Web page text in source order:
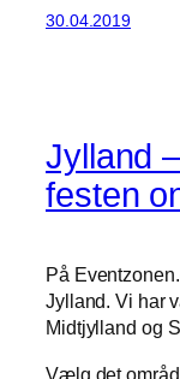
30.04.2019
Jylland
festen
På
Jylland. Vi har
Midtjylland og
Vælg det